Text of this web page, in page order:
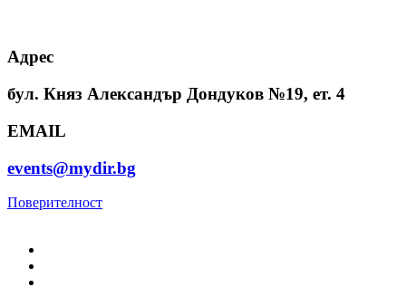
Адрес
бул. Княз Александър Дондуков №19, ет. 4
EMAIL
events@mydir.bg
Поверителност